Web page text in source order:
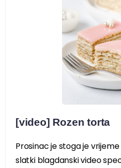
[video] Rozen torta
Prosinac je stoga je
slatki blagdanski video